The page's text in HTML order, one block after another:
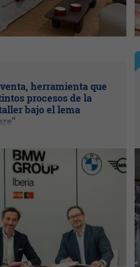
herramienta que
procesos de la
bajo el lema